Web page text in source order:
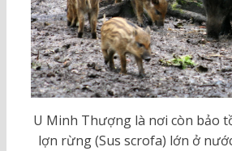
U Minh Thượng là nơi còn bảo
lợn rừng (Sus scrofa) lớn ở